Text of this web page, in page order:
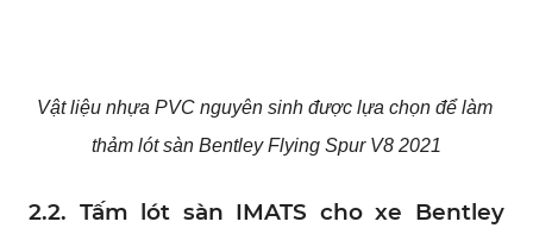
Vật liệu nhựa PVC nguyên sinh được lựa chọn để làm
thảm lót sàn Bentley Flying Spur V8 2021
2.2. Tấm lót sàn IMATS cho xe Bentley